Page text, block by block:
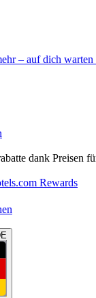
– auf dich
dank Preisen
Rewards